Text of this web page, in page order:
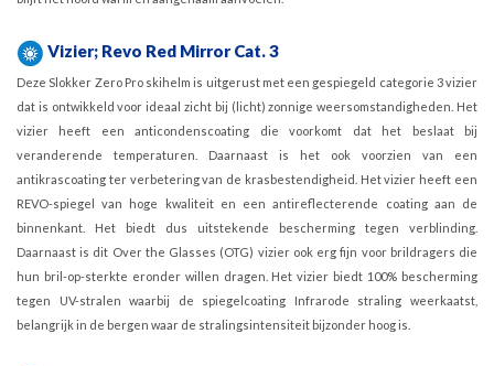
Vizier; Revo Red Mirror Cat. 3
Deze Slokker Zero Pro skihelm is uitgerust met een gespiegeld categorie 3 vizier
dat is ontwikkeld voor ideaal zicht bij (licht) zonnige weersomstandigheden. Het
vizier heeft een anticondenscoating die voorkomt dat het beslaat bij
veranderende temperaturen. Daarnaast is het ook voorzien van een
antikrascoating ter verbetering van de krasbestendigheid. Het vizier heeft een
REVO-spiegel van hoge kwaliteit en een antireflecterende coating aan de
binnenkant. Het biedt dus uitstekende bescherming tegen verblinding.
Daarnaast is dit Over the Glasses (OTG) vizier ook erg fijn voor brildragers die
hun bril-op-sterkte eronder willen dragen. Het vizier biedt 100% bescherming
tegen UV-stralen waarbij de spiegelcoating Infrarode straling weerkaatst,
belangrijk in de bergen waar de stralingsintensiteit bijzonder hoog is.